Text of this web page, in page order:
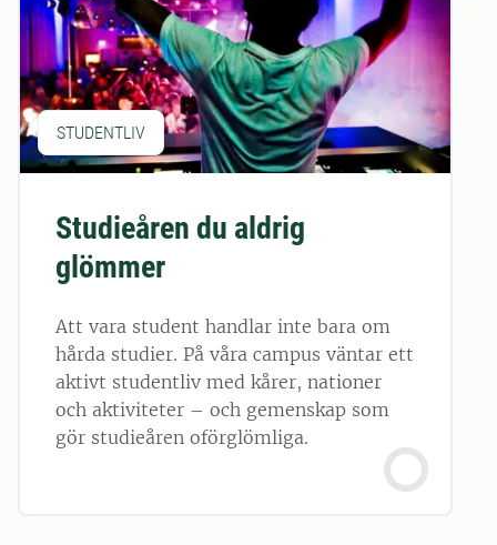
STUDENTLIV
Studieåren du aldrig
glömmer
Att vara student handlar inte bara om
hårda studier. På våra campus väntar ett
aktivt studentliv med kårer, nationer
och aktiviteter – och gemenskap som
gör studieåren oförglömliga.